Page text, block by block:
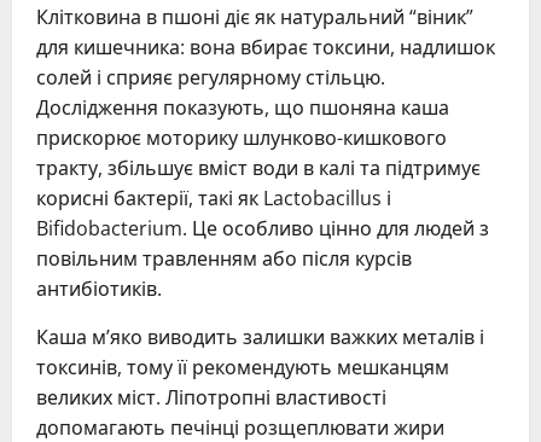
Клітковина в пшоні діє як натуральний “віник”
для кишечника: вона вбирає токсини, надлишок
солей і сприяє регулярному стільцю.
Дослідження показують, що пшоняна каша
прискорює моторику шлунково-кишкового
тракту, збільшує вміст води в калі та підтримує
корисні бактерії, такі як Lactobacillus і
Bifidobacterium. Це особливо цінно для людей з
повільним травленням або після курсів
антибіотиків.
Каша м’яко виводить залишки важких металів і
токсинів, тому її рекомендують мешканцям
великих міст. Ліпотропні властивості
допомагають печінці розщеплювати жири